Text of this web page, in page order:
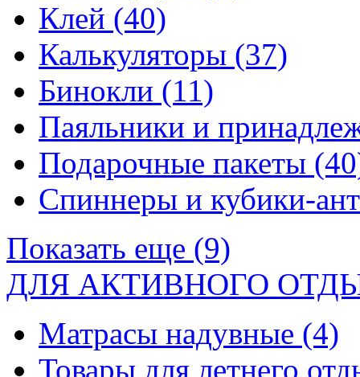
Клей (40)
Калькуляторы (37)
Бинокли (11)
Паяльники и
Подарочные пакеты
Спиннеры и кубики-
Показать еще (9)
ДЛЯ АКТИВНОГО
Матрасы надувные (4)
Товары для летнего